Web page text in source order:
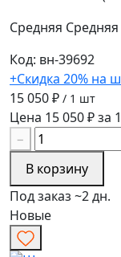
Средняя Средняя
Код: вн-39692
+Скидка 20% на
15 050 ₽ / 1 шт
Цена 15 050 ₽ за
−
В корзину
Под заказ ~2 дн.
Новые